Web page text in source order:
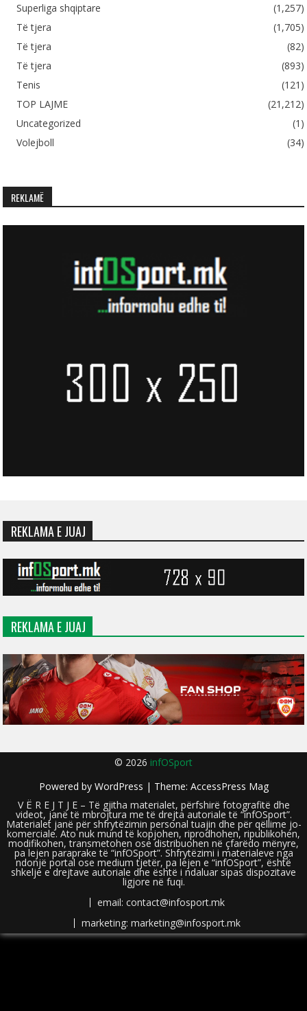
Superliga shqiptare
(1,257)
Të tjera
(1,705)
Të tjera
(82)
Të tjera
(893)
Tenis
(121)
TOP LAJME
(21,212)
Uncategorized
(1)
Volejboll
(34)
REKLAMË
REKLAMA E JUAJ
REKLAMA E JUAJ
© 2026 infOSport
Powered by WordPress | Theme: AccessPress Mag
V Ë R E J T J E – Të gjitha materialet, përfshirë fotografitë dhe
videot, janë të mbrojtura me të drejta autoriale të “infOSport”.
Materialet janë për shfrytëzimin personal tuajin dhe për qëllime jo-
komerciale. Ato nuk mund të kopjohen, riprodhohen, ripublikohen,
modifikohen, transmetohen ose distribuohen në çfarëdo mënyre,
pa lejen paraprake të “infOSport”. Shfrytëzimi i materialeve nga
ndonjë portal ose medium tjetër, pa lejen e “infOSport”, është
shkelje e drejtave autoriale dhe është i ndaluar sipas dispozitave
ligjore në fuqi.
email: contact@infosport.mk
marketing: marketing@infosport.mk